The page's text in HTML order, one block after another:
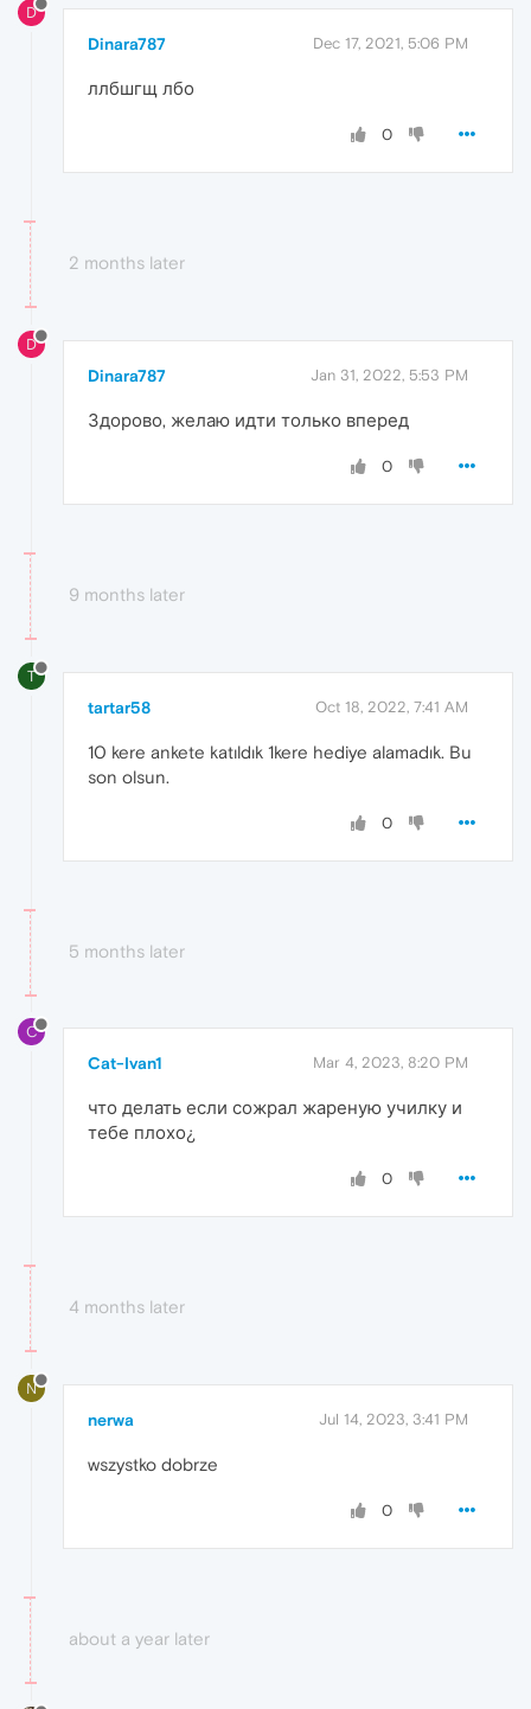
D
Dinara787 Dec 17, 2021, 5:06 PM
ллбшгщ лбо
0
2 months later
D
Dinara787 Jan 31, 2022, 5:53 PM
Здорово, желаю идти только вперед
0
9 months later
T
tartar58 Oct 18, 2022, 7:41 AM
10 kere ankete katıldık 1kere hediye alamadık. Bu
son olsun.
0
5 months later
C
Cat-Ivan1 Mar 4, 2023, 8:20 PM
что делать если сожрал жареную училку и
тебе плохо¿
0
4 months later
N
nerwa Jul 14, 2023, 3:41 PM
wszystko dobrze
0
about a year later